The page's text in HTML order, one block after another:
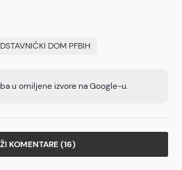
DOM PFBIH
u omiljene izvore na Google-u.
KOMENTARE (16)